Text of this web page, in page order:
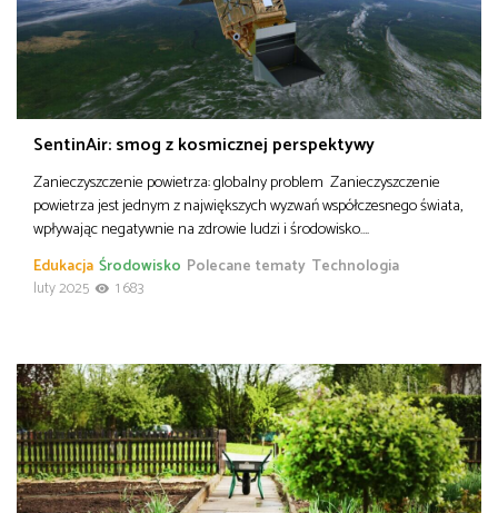
SentinAir: smog z kosmicznej perspektywy
Zanieczyszczenie powietrza: globalny problem Zanieczyszczenie
powietrza jest jednym z największych wyzwań współczesnego świata,
wpływając negatywnie na zdrowie ludzi i środowisko….
Edukacja Polecane tematy
Środowisko
Technologia
luty 2025
1 683